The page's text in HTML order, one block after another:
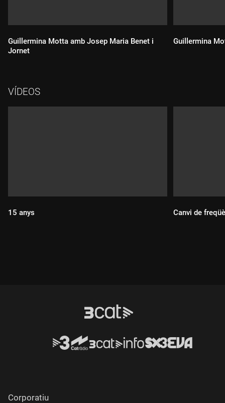
Guillermina Motta amb Josep Maria Benet i
Jornet
Durada:
Guillermina
VÍDEOS
15 anys Canvi de
Corporatiu